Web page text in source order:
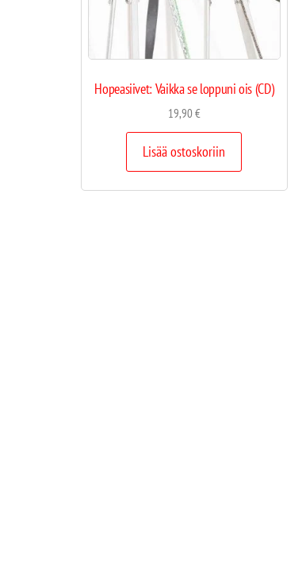
Hopeasiivet: Vaikka se loppuni ois (CD)
19,90€
Lisää ostoskoriin